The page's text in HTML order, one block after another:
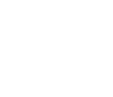
Anuncio importante
partidos del conjunto